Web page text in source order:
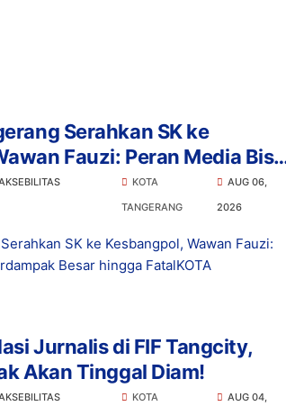
Serahkan SK ke
Fauzi: Peran Media Bisa
hingga Fatal
KOTA
TANGERANG
AUG 06,
2026
SK ke Kesbangpol, Wawan Fauzi:
Besar hingga FatalKOTA
Jurnalis di FIF Tangcity,
Akan Tinggal Diam!
KOTA AUG 04,